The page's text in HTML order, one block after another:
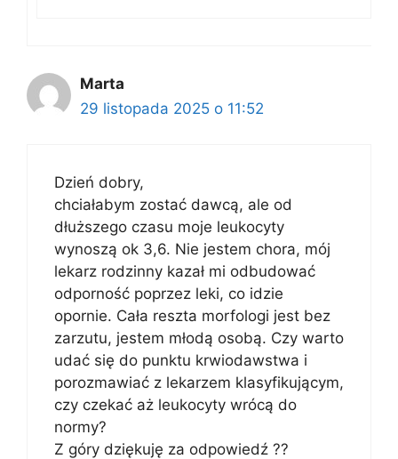
Marta
29 listopada 2025 o 11:52
Dzień dobry,
chciałabym zostać dawcą, ale od
dłuższego czasu moje leukocyty
wynoszą ok 3,6. Nie jestem chora, mój
lekarz rodzinny kazał mi odbudować
odporność poprzez leki, co idzie
opornie. Cała reszta morfologi jest bez
zarzutu, jestem młodą osobą. Czy warto
udać się do punktu krwiodawstwa i
porozmawiać z lekarzem klasyfikującym,
czy czekać aż leukocyty wrócą do
normy?
Z góry dziękuję za odpowiedź ??